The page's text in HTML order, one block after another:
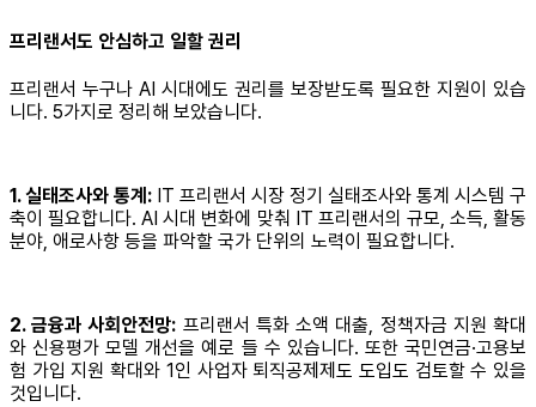
프리랜서도 안심하고 일할 권리
프리랜서 누구나 AI 시대에도 권리를 보장받도록 필요한 지원이 있습
니다. 5가지로 정리해 보았습니다.
1. 실태조사와 통계: IT 프리랜서 시장 정기 실태조사와 통계 시스템 구
축이 필요합니다. AI 시대 변화에 맞춰 IT 프리랜서의 규모, 소득, 활동
분야, 애로사항 등을 파악할 국가 단위의 노력이 필요합니다.
2. 금융과 사회안전망: 프리랜서 특화 소액 대출, 정책자금 지원 확대
와 신용평가 모델 개선을 예로 들 수 있습니다. 또한 국민연금·고용보
험 가입 지원 확대와 1인 사업자 퇴직공제제도 도입도 검토할 수 있을
것입니다.